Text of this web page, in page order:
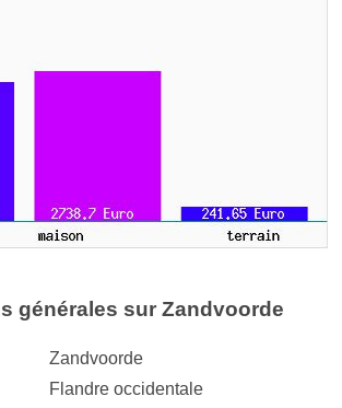
générales sur Zandvoorde
Zandvoorde
Flandre occidentale